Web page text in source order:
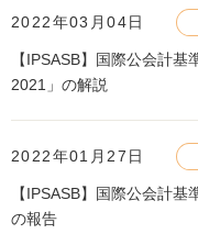
2022年03月04日
【IPSASB】国際公会計
2021」の解説
2022年01月27日
【IPSASB】国際公会計
の報告